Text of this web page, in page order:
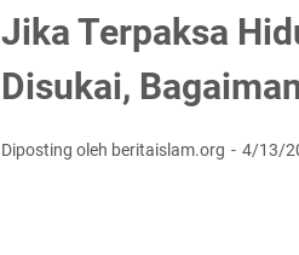
Jika Terpaksa
Disukai,
Diposting oleh beritaislam.org 4/13/